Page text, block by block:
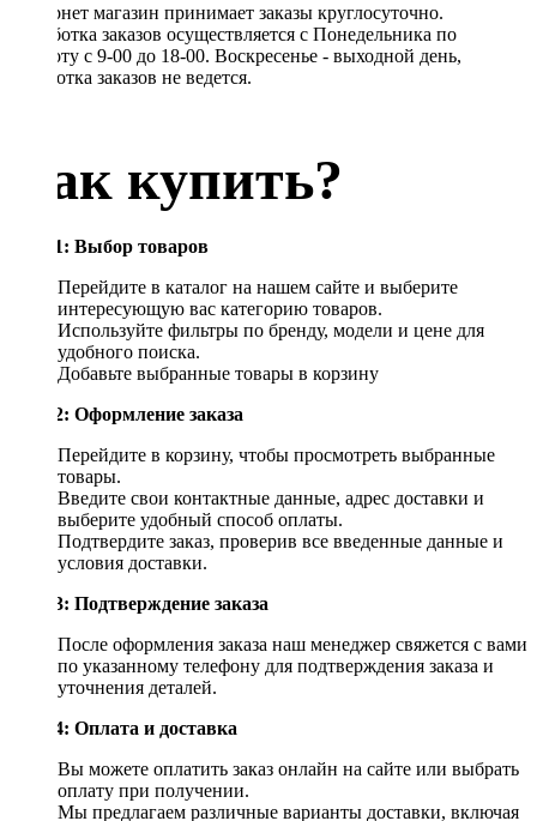
Интернет магазин принимает заказы круглосуточно.
Обработка заказов осуществляется с Понедельника по
Субботу с 9-00 до 18-00. Воскресенье - выходной день,
обработка заказов не ведется.
Как купить?
Шаг 1: Выбор товаров
Перейдите в каталог на нашем сайте и выберите
интересующую вас категорию товаров.
Используйте фильтры по бренду, модели и цене для
удобного поиска.
Добавьте выбранные товары в корзину
Шаг 2: Оформление заказа
Перейдите в корзину, чтобы просмотреть выбранные
товары.
Введите свои контактные данные, адрес доставки и
выберите удобный способ оплаты.
Подтвердите заказ, проверив все введенные данные и
условия доставки.
Шаг 3: Подтверждение заказа
После оформления заказа наш менеджер свяжется с вами
по указанному телефону для подтверждения заказа и
уточнения деталей.
Шаг 4: Оплата и доставка
Вы можете оплатить заказ онлайн на сайте или выбрать
оплату при получении.
Мы предлагаем различные варианты доставки, включая